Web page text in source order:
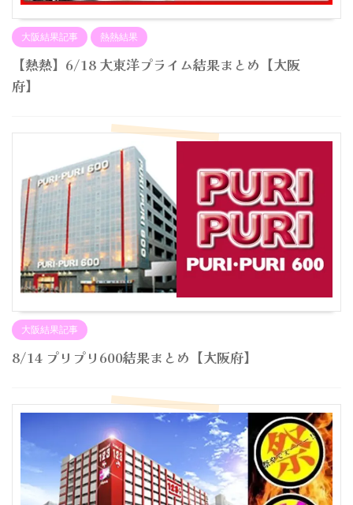
大阪結果記事 熱熱結果
【熱熱】6/18 大東洋プライム結果まとめ【大阪
府】
大阪結果記事
8/14 プリプリ600結果まとめ【大阪府】